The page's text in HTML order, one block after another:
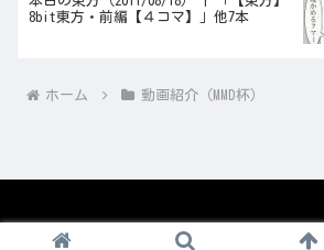
8bit東方・前編【４コマ】」他7本
ホーム 動画紹介（MMD杯）
© 2008-2026 1nico.